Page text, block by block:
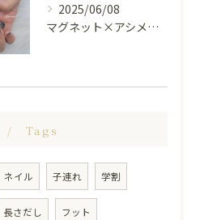
2025/06/08
マグネット×アシメシルバー nail🤍🩶
Tags
ネイル 子連れ 学割
長さだし フット